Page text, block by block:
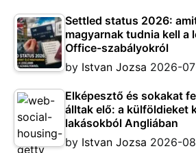
Settled status 2026:
magyarnak tudnia kell a
Office-szabályokról
by Istvan Jozsa 2026-
Elképesztő és sokakat
álltak elő: a külföldieket
lakásokból Angliában
by Istvan Jozsa 2026-